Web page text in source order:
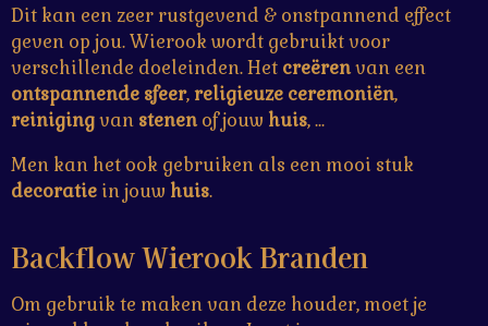
Dit kan een zeer rustgevend & onstpannend effect
geven op jou. Wierook wordt gebruikt voor
verschillende doeleinden. Het creërenvan een
ontspannende sfeer, religieuze ceremoniën,
reinigingvan stenenof jouw huis, ...
Men kan het ook gebruiken als een mooi stuk
decoratie in jouw huis.
Backflow Wierook Branden
Om gebruik te maken van deze houder, moet je